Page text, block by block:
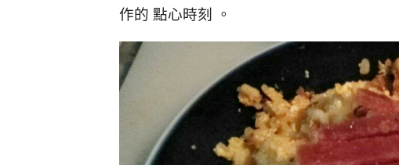
作的 點心時刻 。